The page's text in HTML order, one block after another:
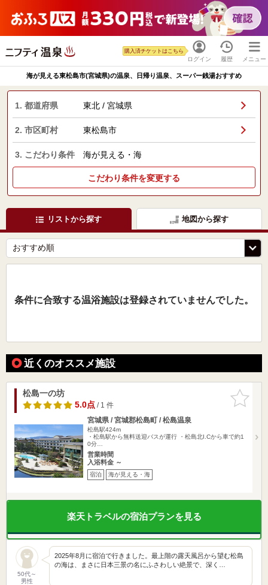
ログイン
購入済チケットはこちら
履歴 メニュー
海が見える東松島市(宮城県)の温泉、日帰り温泉、スーパー銭湯おすすめ
1. 都道府県 東北 / 宮城県
2. 市区町村 東松島市
3. こだわり条件 海が見える・海
こだわり条件を変更する
リストから探す 地図から探す
条件に合致する温浴施設は登録されていませんでした。
近くのオススメ施設
お気に入
りに追加
松島一の坊
5.0点/ 1 件
宮城県 / 宮城郡松島町 / 松島温泉
松島駅424m
・松島駅から無料送迎バスが運行 ・松島北I.Cから車で約1
0分…
営業時間
入浴料金 ～
宿泊 海が見える・海
楽天トラベルの宿泊プランを見る
50代～
男性
2025年8月に宿泊で行きました。 ​最上階の露天風呂から望む松島
の海は、まさに日本三景の名にふさわしい絶景で、深く…